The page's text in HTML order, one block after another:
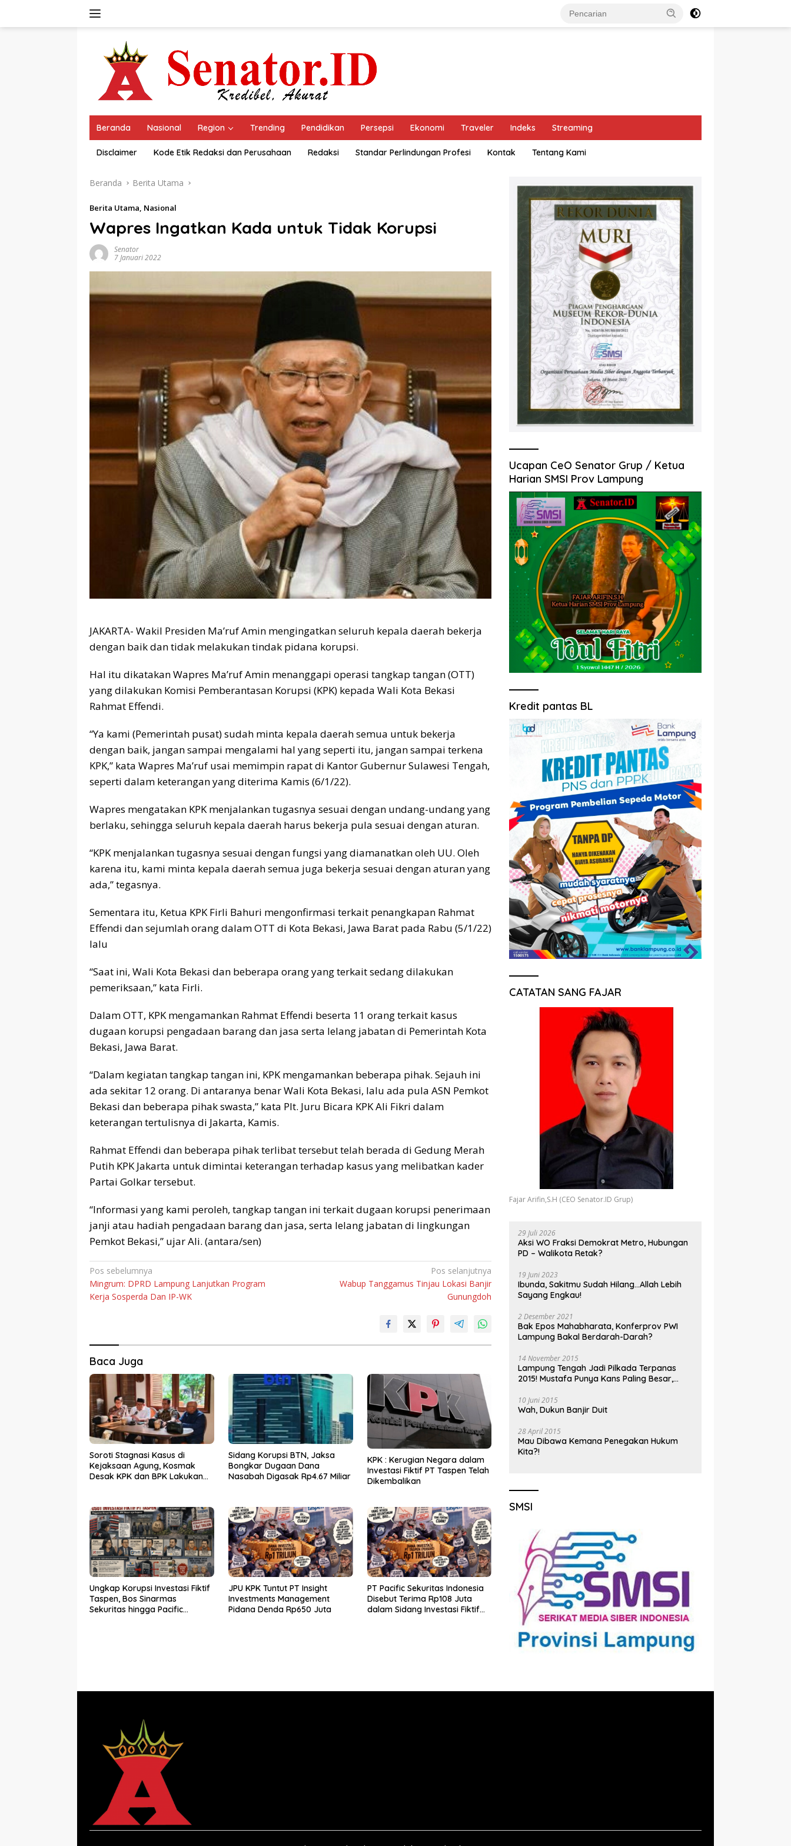
Beranda Nasional Region Trending Pendidikan Persepsi Ekonomi Traveler Indeks Streaming
Disclaimer Kode Etik Redaksi dan Perusahaan Redaksi Standar Perlindungan Profesi Kontak Tentang Kami
Beranda Berita Utama
Berita Utama, Nasional
Wapres Ingatkan Kada untuk Tidak Korupsi
Senator
7 Januari 2022
JAKARTA- Wakil Presiden Ma’ruf Amin mengingatkan seluruh kepala daerah bekerja
dengan baik dan tidak melakukan tindak pidana korupsi.
Hal itu dikatakan Wapres Ma’ruf Amin menanggapi operasi tangkap tangan (OTT)
yang dilakukan Komisi Pemberantasan Korupsi (KPK) kepada Wali Kota Bekasi
Rahmat Effendi.
“Ya kami (Pemerintah pusat) sudah minta kepala daerah semua untuk bekerja
dengan baik, jangan sampai mengalami hal yang seperti itu, jangan sampai terkena
KPK,” kata Wapres Ma’ruf usai memimpin rapat di Kantor Gubernur Sulawesi Tengah,
seperti dalam keterangan yang diterima Kamis (6/1/22).
Wapres mengatakan KPK menjalankan tugasnya sesuai dengan undang-undang yang
berlaku, sehingga seluruh kepala daerah harus bekerja pula sesuai dengan aturan.
“KPK menjalankan tugasnya sesuai dengan fungsi yang diamanatkan oleh UU. Oleh
karena itu, kami minta kepala daerah semua juga bekerja sesuai dengan aturan yang
ada,” tegasnya.
Sementara itu, Ketua KPK Firli Bahuri mengonfirmasi terkait penangkapan Rahmat
Effendi dan sejumlah orang dalam OTT di Kota Bekasi, Jawa Barat pada Rabu (5/1/22)
lalu
“Saat ini, Wali Kota Bekasi dan beberapa orang yang terkait sedang dilakukan
pemeriksaan,” kata Firli.
Dalam OTT, KPK mengamankan Rahmat Effendi beserta 11 orang terkait kasus
dugaan korupsi pengadaan barang dan jasa serta lelang jabatan di Pemerintah Kota
Bekasi, Jawa Barat.
“Dalam kegiatan tangkap tangan ini, KPK mengamankan beberapa pihak. Sejauh ini
ada sekitar 12 orang. Di antaranya benar Wali Kota Bekasi, lalu ada pula ASN Pemkot
Bekasi dan beberapa pihak swasta,” kata Plt. Juru Bicara KPK Ali Fikri dalam
keterangan tertulisnya di Jakarta, Kamis.
Rahmat Effendi dan beberapa pihak terlibat tersebut telah berada di Gedung Merah
Putih KPK Jakarta untuk dimintai keterangan terhadap kasus yang melibatkan kader
Partai Golkar tersebut.
“Informasi yang kami peroleh, tangkap tangan ini terkait dugaan korupsi penerimaan
janji atau hadiah pengadaan barang dan jasa, serta lelang jabatan di lingkungan
Pemkot Bekasi,” ujar Ali. (antara/sen)
Navigasi
pos
Pos sebelumnya
Mingrum: DPRD Lampung Lanjutkan Program
Kerja Sosperda Dan IP-WK
Pos selanjutnya
Wabup Tanggamus Tinjau Lokasi Banjir
Gunungdoh
Baca Juga
Soroti Stagnasi Kasus di
Kejaksaan Agung, Kosmak
Desak KPK dan BPK Lakukan
Sidang Korupsi BTN, Jaksa
Bongkar Dugaan Dana
Nasabah Digasak Rp4.67 Miliar
KPK : Kerugian Negara dalam
Investasi Fiktif PT Taspen Telah
Dikembalikan
Ungkap Korupsi Investasi Fiktif
Taspen, Bos Sinarmas
Sekuritas hingga Pacific
JPU KPK Tuntut PT Insight
Investments Management
Pidana Denda Rp650 Juta
PT Pacific Sekuritas Indonesia
Disebut Terima Rp108 Juta
dalam Sidang Investasi Fiktif
Ucapan CeO Senator Grup / Ketua
Harian SMSI Prov Lampung
Kredit pantas BL
CATATAN SANG FAJAR
Fajar Arifin,S.H (CEO Senator.ID Grup)
29 Juli 2026
Aksi WO Fraksi Demokrat Metro, Hubungan
PD – Walikota Retak?
19 Juni 2023
Ibunda, Sakitmu Sudah Hilang…Allah Lebih
Sayang Engkau!
2 Desember 2021
Bak Epos Mahabharata, Konferprov PWI
Lampung Bakal Berdarah-Darah?
14 November 2015
Lampung Tengah Jadi Pilkada Terpanas
2015! Mustafa Punya Kans Paling Besar,
10 Juni 2015
Wah, Dukun Banjir Duit
28 April 2015
Mau Dibawa Kemana Penegakan Hukum
Kita?!
SMSI